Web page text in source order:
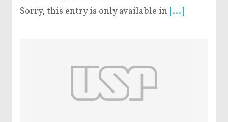
Sorry, this entry is only available in [...]